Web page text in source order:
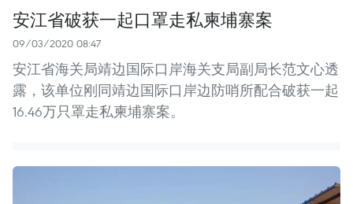
安江省破获一起口罩走私柬埔寨案
09/03/2020 08:47
安江省海关局靖边国际口岸海关支局副局长范文心透
露，该单位刚同靖边国际口岸边防哨所配合破获一起
16.46万只罩走私柬埔寨案。